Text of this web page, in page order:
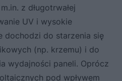
z długotrwałej
UV i wysokie
dochodzi do starzenia się
(np. krzemu) i do
wydajności paneli. Oprócz
pod wpływem